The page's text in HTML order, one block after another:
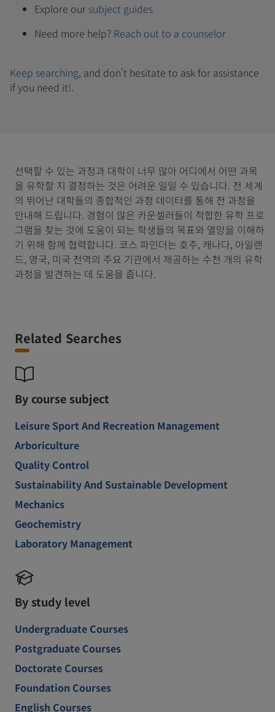
Explore our subject guides
Need more help? Reach out to a counselor
Keep searching, and don't hesitate to ask for assistance
if you need it!.
선택할 수 있는 과정과 대학이 너무 많아 어디에서 어떤 과목
을 유학할 지 결정하는 것은 어려운 일일 수 있습니다. 전 세계
의 뛰어난 대학들의 종합적인 과정 데이터를 통해 전 과정을
안내해 드립니다. 경험이 많은 카운셀러들이 적합한 유학 프로
그램을 찾는 것에 도움이 되는 학생들의 목표와 열망을 이해하
기 위해 함께 협력합니다. 코스 파인더는 호주, 캐나다, 아일랜
드, 영국, 미국 전역의 주요 기관에서 제공하는 수천 개의 유학
과정을 발견하는 데 도움을 줍니다.
Related Searches
By course subject
Leisure Sport And Recreation Management
Arboriculture
Quality Control
Sustainability And Sustainable Development
Mechanics
Geochemistry
Laboratory Management
By study level
Undergraduate Courses
Postgraduate Courses
Doctorate Courses
Foundation Courses
English Courses